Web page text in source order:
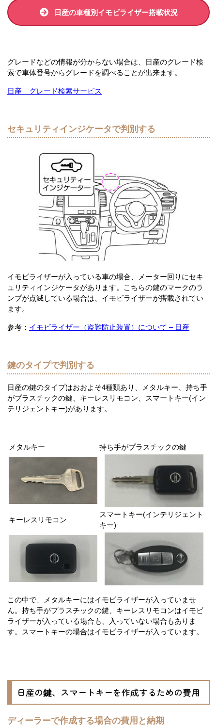
日産の車種別イモビライザー搭載状況
グレードなどの情報が分からない場合は、日産のグレード検
索で車体番号からグレードを調べることが出来ます。
日産 グレード検索サービス
セキュリティインジケータで判別する
イモビライザーが入っている車の場合、メーター回りにセキ
ュリティインジケータがあります。こちらの鍵のマークのラ
ンプが点滅している場合は、イモビライザーが搭載されてい
ます。
参考： イモビライザー（盗難防止装置）について – 日産
鍵のタイプで判別する
日産の鍵のタイプはおおよそ4種類あり、メタルキー、持ち手
がプラスチックの鍵、キーレスリモコン、スマートキー(イン
テリジェントキー)があります。
メタルキー 持ち手がプラスチックの鍵
キーレスリモコン
スマートキー(インテリジェント
キー)
この中で、メタルキーにはイモビライザーが入っていませ
ん。持ち手がプラスチックの鍵、キーレスリモコンはイモビ
ライザーが入っている場合も、入っていない場合もありま
す。スマートキーの場合はイモビライザーが入っています。
日産の鍵、スマートキーを作成するための費用
ディーラーで作成する場合の費用と納期